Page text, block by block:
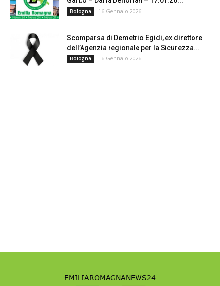
Bologna 16 Gennaio 2026
Scomparsa di Demetrio Egidi, ex direttore
dell’Agenzia regionale per la Sicurezza...
Bologna 16 Gennaio 2026